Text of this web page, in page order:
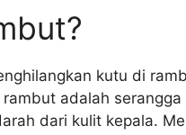
kutu di
adalah
dari kulit kepala.